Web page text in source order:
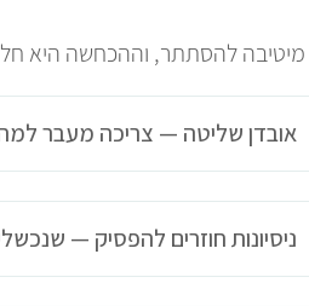
להסתתר, וההכחשה היא
אובדן שליטה — צריכה מעבר
ניסיונות חוזרים להפסיק —